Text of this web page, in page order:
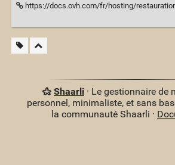
https://docs.ovh.com/fr/hosting/restauration-ftp-filezilla-espace-
Shaarli· Le gestionnaire de
personnel, minimaliste, et sans
la communauté Shaarli ·